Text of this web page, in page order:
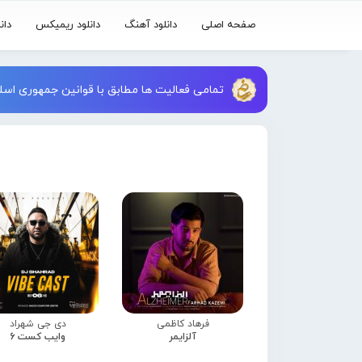
صفحه اصلی دانلود آهنگ دانلود ریمیکس
تمامی فعالیت ها مطابق با قوانین جمهوری
فرهاد کاظمی
آلزایمر
دی جی شهراد
وایب کست 6